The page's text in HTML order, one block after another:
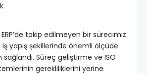
ERP’de takip edilmeyen bir sürecimiz
iş yapış şekillerinde önemli ölçüde
Süreç geliştirme ve ISO
gerekliliklerini yerine